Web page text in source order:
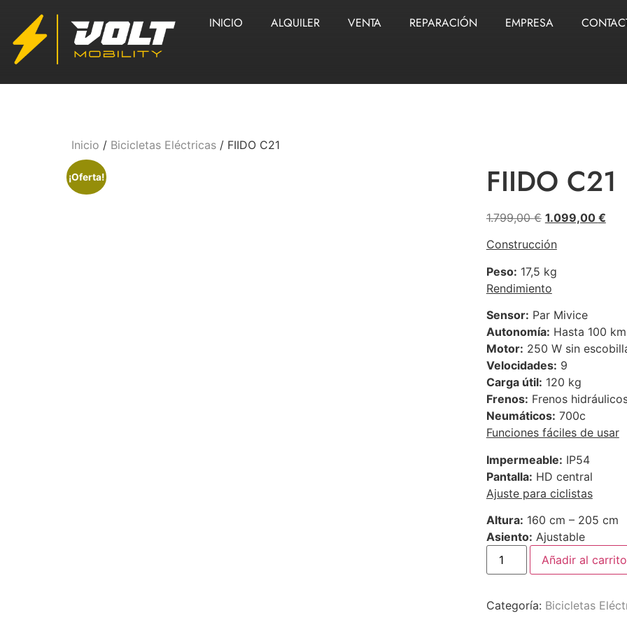
INICIO ALQUILER VENTA REPARACIÓN EMPRESA
Inicio / Bicicletas Eléctricas / FIIDO C21
¡Oferta! FIIDO C21
1.799,00€ 1.099,00 €
Construcción
Peso: 17,5 kg
Rendimiento
Sensor: Par Mivice
Autonomía: Hasta 100 km
Motor: 250 W sin
Velocidades: 9
Carga útil: 120 kg
Frenos: Frenos
Neumáticos: 700c
Funciones fáciles de usar
Impermeable: IP54
Pantalla: HD central
Ajuste para ciclistas
Altura: 160 cm – 205 cm
Asiento: Ajustable
Añadir al carrito
Categoría: Bicicletas